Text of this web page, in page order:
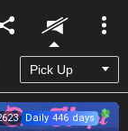
Unmute
Daily 446 days